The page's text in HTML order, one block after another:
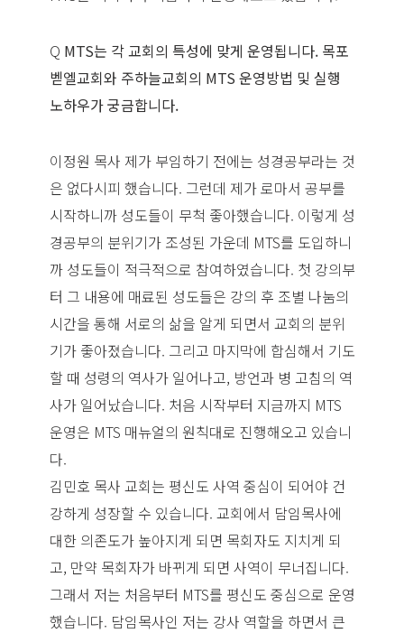
Q MTS는 각 교회의 특성에 맞게 운영됩니다. 목포
벧엘교회와 주하늘교회의 MTS 운영방법 및 실행
노하우가 궁금합니다.
이정원 목사 제가 부임하기 전에는 성경공부라는 것
은 없다시피 했습니다. 그런데 제가 로마서 공부를
시작하니까 성도들이 무척 좋아했습니다. 이렇게 성
경공부의 분위기가 조성된 가운데 MTS를 도입하니
까 성도들이 적극적으로 참여하였습니다. 첫 강의부
터 그 내용에 매료된 성도들은 강의 후 조별 나눔의
시간을 통해 서로의 삶을 알게 되면서 교회의 분위
기가 좋아졌습니다. 그리고 마지막에 합심해서 기도
할 때 성령의 역사가 일어나고, 방언과 병 고침의 역
사가 일어났습니다. 처음 시작부터 지금까지 MTS
운영은 MTS 매뉴얼의 원칙대로 진행해오고 있습니
다.
김민호 목사 교회는 평신도 사역 중심이 되어야 건
강하게 성장할 수 있습니다. 교회에서 담임목사에
대한 의존도가 높아지게 되면 목회자도 지치게 되
고, 만약 목회자가 바뀌게 되면 사역이 무너집니다.
그래서 저는 처음부터 MTS를 평신도 중심으로 운영
했습니다. 담임목사인 저는 강사 역할을 하면서 큰